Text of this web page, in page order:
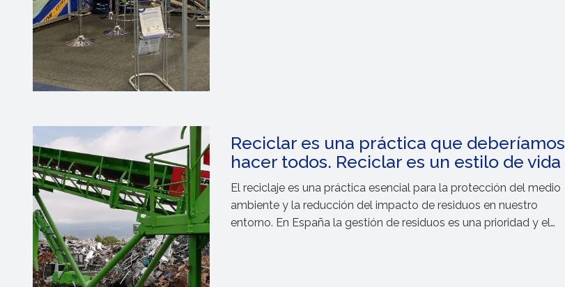
Reciclar es una práctica que deberíamos
hacer todos. Reciclar es un estilo de vida
El reciclaje es una práctica esencial para la protección del medio
ambiente y la reducción del impacto de residuos en nuestro
entorno. En España la gestión de residuos es una prioridad y el